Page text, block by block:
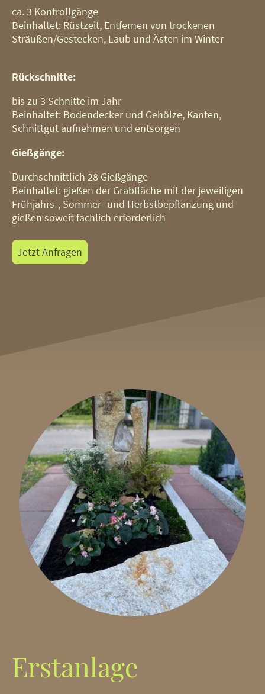
ca. 3 Kontrollgänge
Beinhaltet: Rüstzeit, Entfernen von trockenen
Sträußen/Gestecken, Laub und Ästen im Winter
Rückschnitte:
bis zu 3 Schnitte im Jahr
Beinhaltet: Bodendecker und Gehölze, Kanten,
Schnittgut aufnehmen und entsorgen
Gießgänge:
Durchschnittlich 28 Gießgänge
Beinhaltet: gießen der Grabfläche mit der jeweiligen
Frühjahrs-, Sommer- und Herbstbepflanzung und
gießen soweit fachlich erforderlich
Jetzt Anfragen
Erstanlage